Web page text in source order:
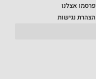
פרסמו אצלנו
הצהרת נגישות